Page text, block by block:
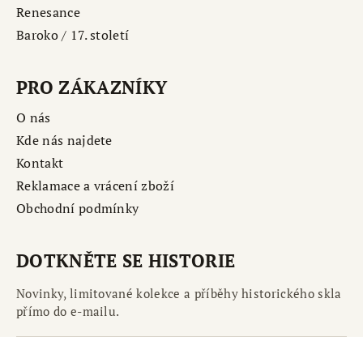
Renesance
Baroko / 17. století
PRO ZÁKAZNÍKY
O nás
Kde nás najdete
Kontakt
Reklamace a vrácení zboží
Obchodní podmínky
DOTKNĚTE SE HISTORIE
Novinky, limitované kolekce a příběhy historického skla
přímo do e-mailu.